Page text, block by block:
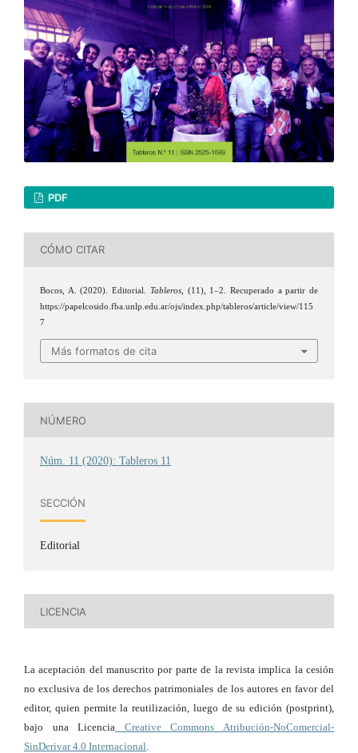
PDF
CÓMO CITAR
Bocos, A. (2020). Editorial. Tableros, (11), 1–2. Recuperado a partir de
https://papelcosido.fba.unlp.edu.ar/ojs/index.php/tableros/article/view/115
7
Más formatos de cita
NÚMERO
Núm. 11 (2020): Tableros 11
SECCIÓN
Editorial
LICENCIA
La aceptación del manuscrito por parte de la revista implica la cesión
no exclusiva de los derechos patrimoniales de los autores en favor del
editor, quien permite la reutilización, luego de su edición (postprint),
bajo una Licencia Creative Commons Atribución-NoComercial-
SinDerivar 4.0 Internacional.